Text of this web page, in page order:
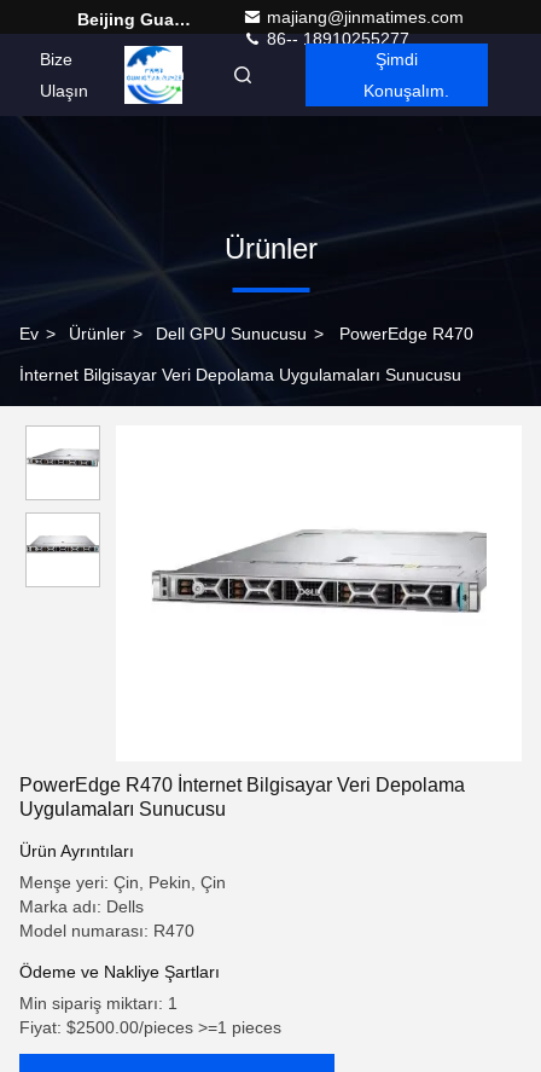
Beijing Guangtian Runze Technology Co., Ltd.
majiang@jinmatimes.com
86-- 18910255277
Bize
Ulaşın
Turkish
Şimdi
Konuşalım.
Ürünler
Ev > Ürünler > Dell GPU Sunucusu > PowerEdge R470
İnternet Bilgisayar Veri Depolama Uygulamaları Sunucusu
PowerEdge R470 İnternet Bilgisayar Veri Depolama
Uygulamaları Sunucusu
Ürün Ayrıntıları
Menşe yeri: Çin, Pekin, Çin
Marka adı: Dells
Model numarası: R470
Ödeme ve Nakliye Şartları
Min sipariş miktarı: 1
Fiyat: $2500.00/pieces >=1 pieces